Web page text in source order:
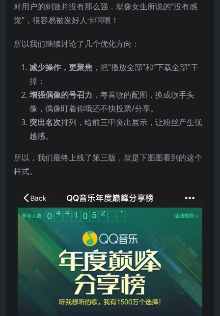
对用户的刺激并没有那么强，就像女生所说的“没有感
觉”，很容易被发好人卡啊喂！
所以我们继续讨论了几个优化方向：
减少操作，更聚焦 ，把“播放全部”和“下载全部”干
掉；
增强偶像的号召力 ，每首歌的配图，换成歌手头
像，偶像盯着你哦还不快投票/分享。
突出名次排列，给前三甲突出展示，让粉丝产生优
越感。
所以，我们最终上线了第三版，就是下图图看到的这个
样式。